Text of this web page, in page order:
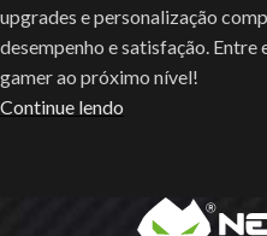
upgrades e personalização
desempenho e satisfação.
gamer ao próximo nível!
Continue lendo